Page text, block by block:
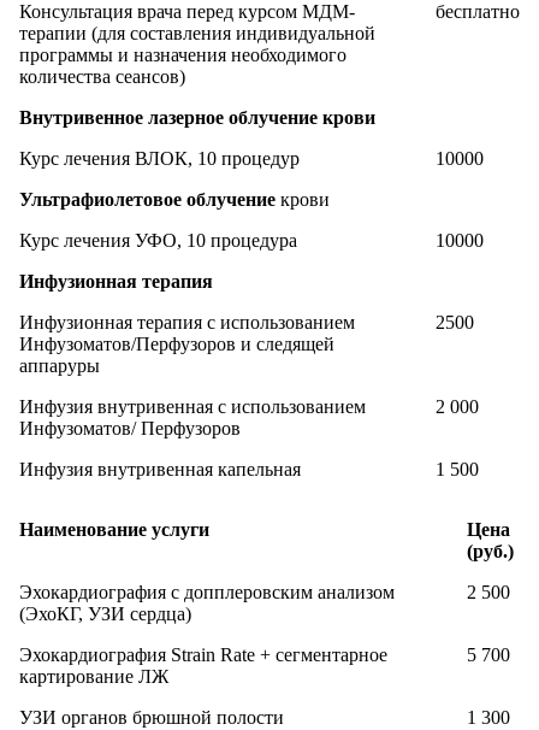
Консультация врача перед курсом МДМ-
терапии (для составления индивидуальной
программы и назначения необходимого
количества сеансов)
бесплатно
Внутривенное лазерное облучение крови
Курс лечения ВЛОК, 10 процедур
10000
Ультрафиолетовое облучение крови
Курс лечения УФО, 10 процедура
10000
Инфузионная терапия
Инфузионная терапия с использованием
Инфузоматов/Перфузоров и следящей
аппаруры
2500
Инфузия внутривенная с использованием
Инфузоматов/ Перфузоров
2 000
Инфузия внутривенная капельная 1 500
Наименование услуги
Цена
(руб.)
Эхокардиография с допплеровским анализом
(ЭхоКГ, УЗИ сердца)
2 500
Эхокардиография Strain Rate + сегментарное
картирование ЛЖ
5 700
УЗИ органов брюшной полости
1 300